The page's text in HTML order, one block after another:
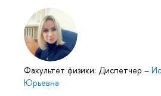
Факультет физики: Диспетчер –
Юрьевна